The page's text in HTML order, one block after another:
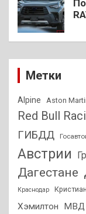
Метки
Alpine Aston
Red Bull
ГИБДД
Австрии
Дагестане
Краснодар
Хэмилтон
МВД